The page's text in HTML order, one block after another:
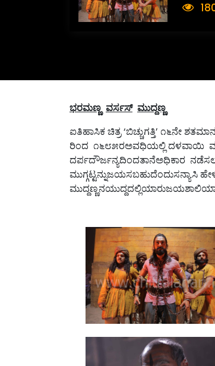
ಭರಮಣ್ಣ ವರ್ಸಸ್ ಮುದ್ದಣ್ಣ
ಐತಿಹಾಸಿಕ ಚಿತ್ರ ‘ಬಿಚ್ಚುಗತ್ತಿ’ ೧೬ನೇ
ರಿಂದ ೧೬೮೫ರಅವಧಿಯಲ್ಲಿ ದಳವಾಯಿ
ದರ್ಪದೌರ್ಜನ್ಯದಿಂದತಾನೆಅಧಿಕಾರ
ಮುಗ್ಗಟ್ಟನ್ನುಜಯಸಬಹುದೆಂದುಸನ್ಯಾಸಿ